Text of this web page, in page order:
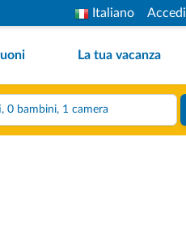
Italiano Accedi
La tua vacanza
2 adulti, 0 bambini, 1 camera